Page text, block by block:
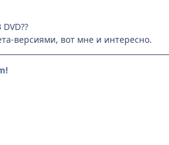
версиями, вот мне и интересно.